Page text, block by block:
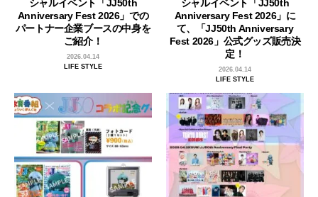
シャルイベント「JJ50th
Anniversary Fest 2026」での
パートナー企業ブースの中身を
ご紹介！
2026.04.14
LIFE STYLE
シャルイベント「JJ50th
Anniversary Fest 2026」に
て、「JJ50th Anniversary
Fest 2026」公式グッズ販売決
定！
2026.04.14
LIFE STYLE